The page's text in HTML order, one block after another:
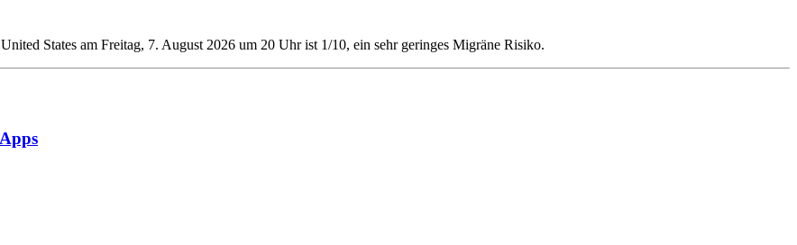
States am Freitag, 7. August 2026 um 20 Uhr ist 1/10, ein sehr geringes Migräne Risiko.